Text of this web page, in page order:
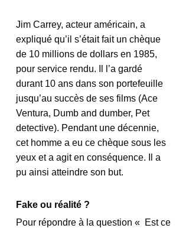
Jim Carrey, acteur américain, a
expliqué qu’il s’était fait un chèque
de 10 millions de dollars en 1985,
pour service rendu. Il l’a gardé
durant 10 ans dans son portefeuille
jusqu’au succès de ses films (Ace
Ventura, Dumb and dumber, Pet
detective). Pendant une décennie,
cet homme a eu ce chèque sous les
yeux et a agit en conséquence. Il a
pu ainsi atteindre son but.
Fake ou réalité ?
Pour répondre à la question «  Est ce